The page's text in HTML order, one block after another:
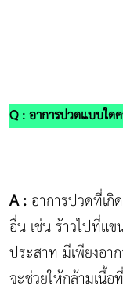
Q : อาการปวดแบบใด
A :อาการปวดที่เกิ
อื่น เช่น ร้าวไปที่แ
ประสาท มีเพียงอา
จะช่วยให้กล้ามเนื้